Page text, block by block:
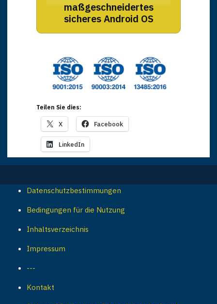
maßgeschneidertes
sicheres Android OS
Teilen Sie dies:
X Facebook
LinkedIn
Datenschutzbestimmungen
Bedingungen für die Nutzung
Inhaltsverzeichnis
Impressum
---
Kontakt